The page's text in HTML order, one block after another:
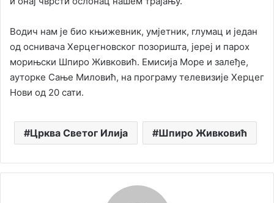
Водич нам је био књижевник, умјетник, глумац и један
од оснивача Херцегновског позоришта, јереј и парох
морињски Шпиро Живковић. Емисија Море и залеђе,
ауторке Сање Миловић, на програму телевизије Херцег
Нови од 20 сати.
Црква Светог Илија Шпиро Живковић